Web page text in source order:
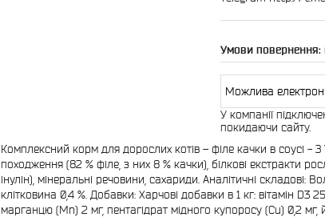
У компанії
покидаючи сайту.
Комплексний корм для дорослих котів – філе качки в соусі
походження (82 % філе, з них 8 % качки), білкові екстракти
інулін), мінеральні речовини, сахариди. Аналітичні складові:
клітковина 0,4 %. Добавки: Харчові добавки в 1 кг: вітамін D3
марганцю (Mn) 2 мг, пентагідрат мідного купоросу (Cu) 0,2